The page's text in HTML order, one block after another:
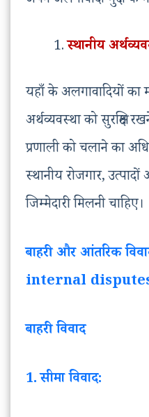
स्थानीय
यहाँ के अलगावादियों का
अर्थव्यवस्था को सुरक्षित
प्रणाली को चलाने का
स्थानीय रोजगार,
जिम्मेदारी मिलनी चाहिए।
बाहरी और आंतरिक
internal
बाहरी विवाद
1.सीमा विवाद: